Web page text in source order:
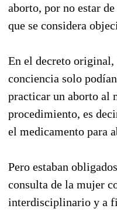
aborto, por no estar
que se considera
En el decreto
conciencia solo
practicar un aborto al
procedimiento, es
el medicamento para
Pero estaban
consulta de la mujer
interdisciplinario y a